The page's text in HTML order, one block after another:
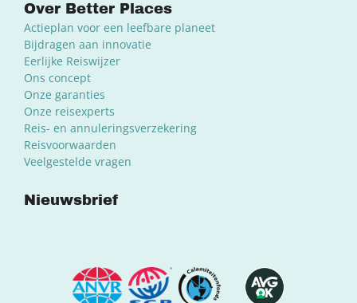
Over Better Places
Actieplan voor een leefbare planeet
Bijdragen aan innovatie
Eerlijke Reiswijzer
Ons concept
Onze garanties
Onze reisexperts
Reis- en annuleringsverzekering
Reisvoorwaarden
Veelgestelde vragen
Nieuwsbrief